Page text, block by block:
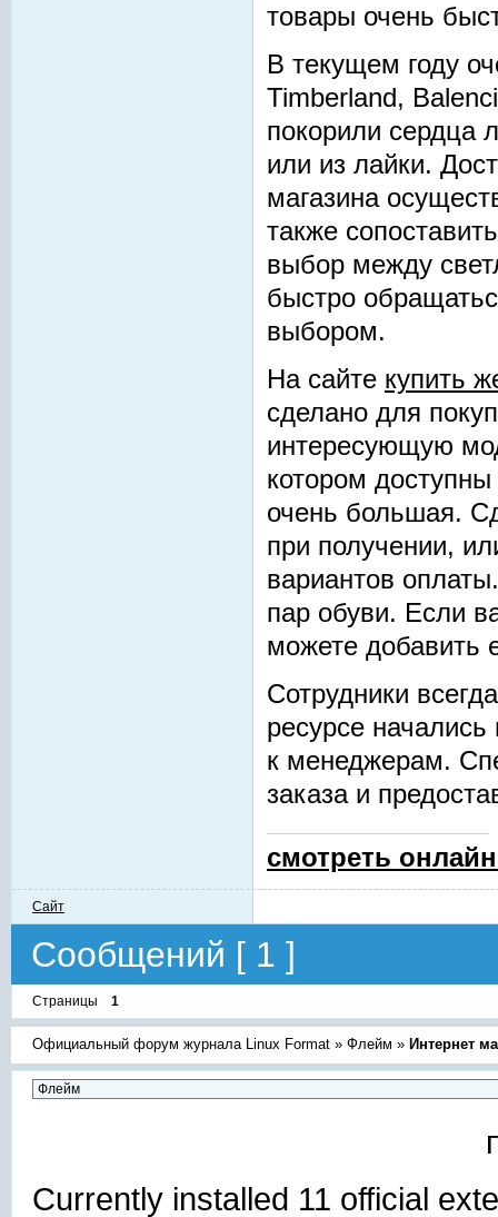
товары очень
В текущем году
Timberland,
покорили сердца
или из лайки.
магазина
также
выбор между
быстро
выбором.
На сайте купить
сделано для
интересующую
котором
очень большая.
при получении,
вариантов
пар обуви. Если
можете добавить
Сотрудники
ресурсе
к менеджерам.
заказа и
смотреть
Сайт
Сообщений [ 1 ]
Страницы 1
Официальный форум журнала Linux Format »Флейм » Интернет
Currently installed 11 official